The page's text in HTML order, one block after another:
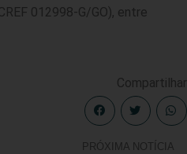
012998-G/GO), entre
Compartilhar
PRÓXIMA NOTÍCIA